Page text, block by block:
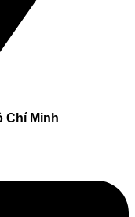
Chí Minh